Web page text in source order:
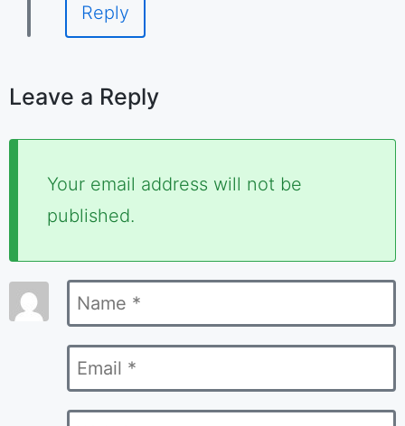
Reply
Leave a Reply
Your email address will not be
published.
Required
marked
Name
*
Email
*